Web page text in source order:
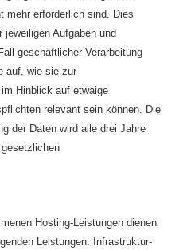
mehr erforderlich sind. Dies
Aufgaben und
geschäftlicher Verarbeitung
auf, wie sie zur
Hinblick auf etwaige
relevant sein können. Die
der Daten wird alle drei Jahre
Hosting-Leistungen dienen
Leistungen: Infrastruktur-